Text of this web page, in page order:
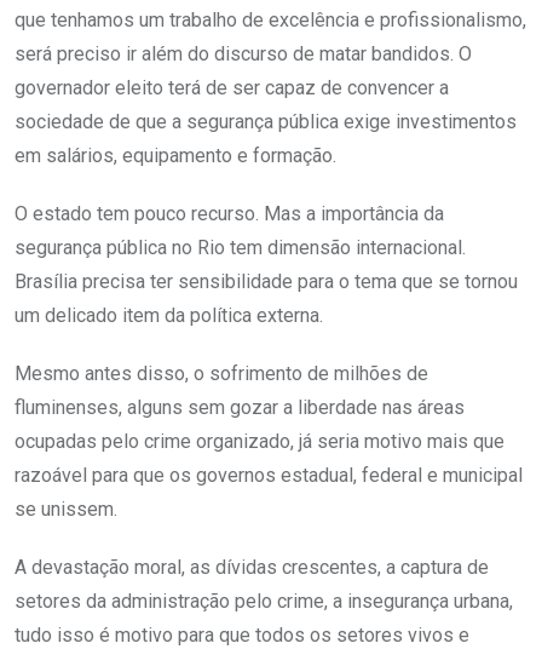
que tenhamos um trabalho de excelência e profissionalismo,
será preciso ir além do discurso de matar bandidos. O
governador eleito terá de ser capaz de convencer a
sociedade de que a segurança pública exige investimentos
em salários, equipamento e formação.
O estado tem pouco recurso. Mas a importância da
segurança pública no Rio tem dimensão internacional.
Brasília precisa ter sensibilidade para o tema que se tornou
um delicado item da política externa.
Mesmo antes disso, o sofrimento de milhões de
fluminenses, alguns sem gozar a liberdade nas áreas
ocupadas pelo crime organizado, já seria motivo mais que
razoável para que os governos estadual, federal e municipal
se unissem.
A devastação moral, as dívidas crescentes, a captura de
setores da administração pelo crime, a insegurança urbana,
tudo isso é motivo para que todos os setores vivos e